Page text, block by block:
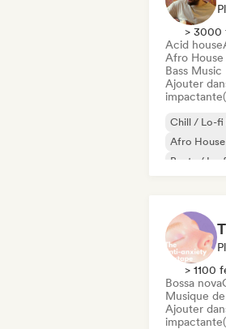
> 3000
Acid house
Afro
Bass Music
Ajouter
Chill / Lo-fi
Afro
Beats / Lo-
> 1100
Bossa nova
Musique
Ajouter